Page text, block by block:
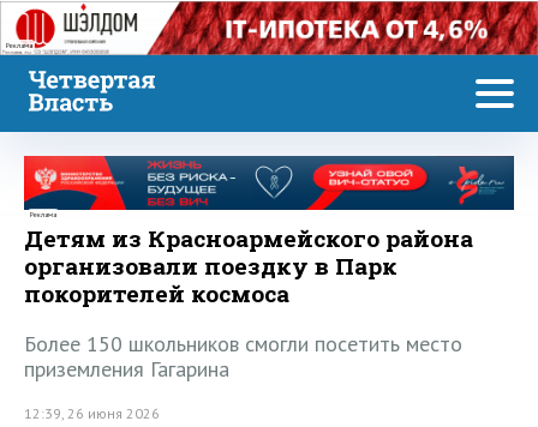
Реклама
Реклама
Детям из Красноармейского района
организовали поездку в Парк
покорителей космоса
Более 150 школьников смогли посетить место
приземления Гагарина
12:39, 26 июня 2026